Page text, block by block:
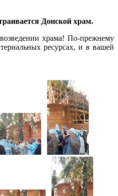
Донской храм.
храма! По-прежнему
ресурсах, и в вашей